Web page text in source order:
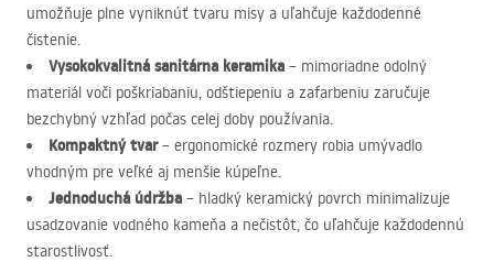
umožňuje plne vyniknúť tvaru misy a uľahčuje každodenné
čistenie.
Vysokokvalitná sanitárna keramika – mimoriadne odolný
materiál voči poškriabaniu, odštiepeniu a zafarbeniu zaručuje
bezchybný vzhľad počas celej doby používania.
Kompaktný tvar– ergonomické rozmery robia umývadlo
vhodným pre veľké aj menšie kúpeľne.
Jednoduchá údržba – hladký keramický povrch minimalizuje
usadzovanie vodného kameňa a nečistôt, čo uľahčuje každodennú
starostlivosť.